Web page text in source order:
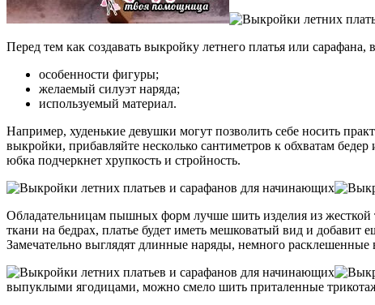
Перед тем как создавать выкройку летнего платья или
особенности фигуры;
желаемый силуэт наряда;
используемый материал.
Например, худенькие девушки могут позволить себе носить
выкройки, прибавляйте несколько сантиметров к обхватам
юбка подчеркнет хрупкость и стройность.
Обладательницам пышных форм лучше шить изделия из жесткой
ткани на бедрах, платье будет иметь мешковатый вид и
Замечательно выглядят длинные наряды, немного расклешенные
выпуклыми ягодицами, можно смело шить приталенные